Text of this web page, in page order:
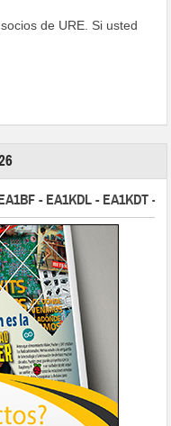
de URE. Si usted
- EA1KDL - EA1KDT -